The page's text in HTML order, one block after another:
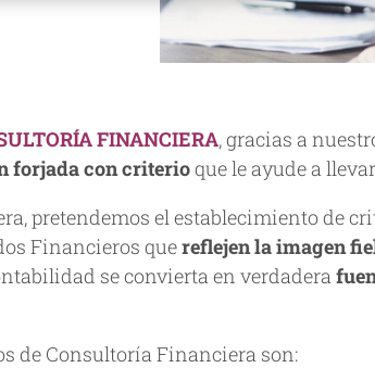
FINANCIERA, gracias a
forjada con criterioque le ayude a
pretendemos el establecimiento de
Financieros quereflejen la imagen
se convierta en verdadera
de Consultoría Financiera son: